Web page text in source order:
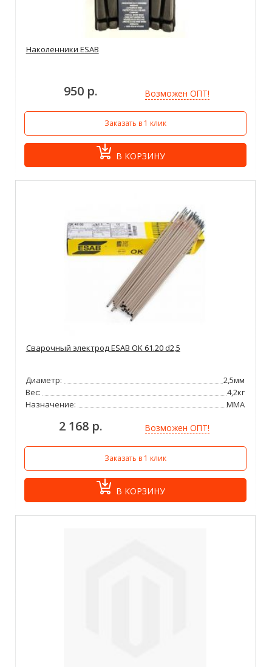
Наколенники ESAB
950 р. Возможен ОПТ!
Заказать в 1 клик
В КОРЗИНУ
Сварочный электрод ESAB OK 61.20 d2,5
Диаметр:
2,5мм
Вес:
4,2кг
Назначение:
ММА
2 168 р. Возможен ОПТ!
Заказать в 1 клик
В КОРЗИНУ